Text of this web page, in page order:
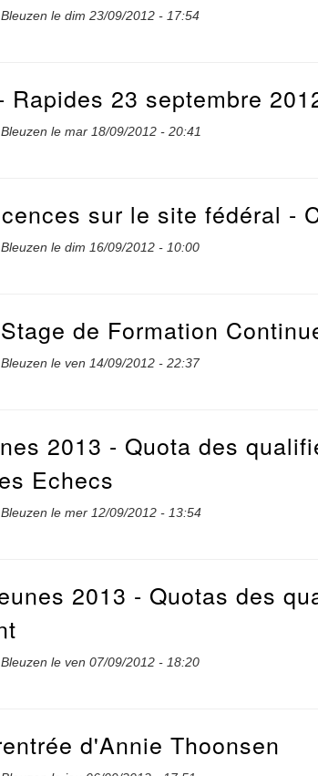
le dim 23/09/2012 - 17:54
Rapides 23 septembre
le mar 18/09/2012 - 20:41
sur le site fédéral -
le dim 16/09/2012 - 10:00
de Formation
le ven 14/09/2012 - 22:37
2013 - Quota des
Echecs
le mer 12/09/2012 - 13:54
2013 - Quotas des
le ven 07/09/2012 - 18:20
d'Annie Thoonsen